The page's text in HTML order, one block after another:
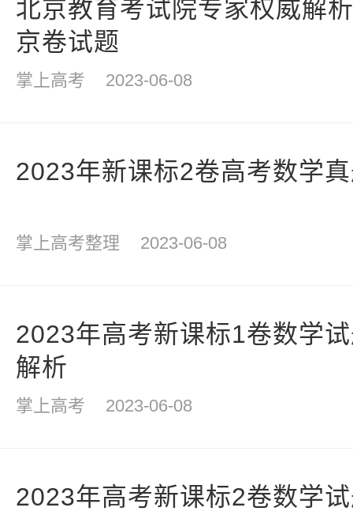
北京教育考试院专家权威解
京卷试题
掌上高考 2023-06-08
2023年新课标2卷高考数学
掌上高考整理 2023-06-08
2023年高考新课标1卷数学
解析
掌上高考 2023-06-08
2023年高考新课标2卷数学